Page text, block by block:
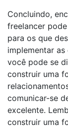
Concluindo,
freelancer
para os que
implementar
você pode se
construir uma
comunicar-se
excelente.
construir uma